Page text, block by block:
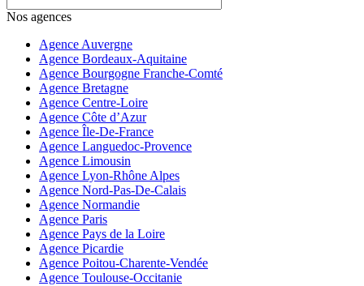
Nos agences
Agence Auvergne
Agence Bordeaux-Aquitaine
Agence Bourgogne Franche-Comté
Agence Bretagne
Agence Centre-Loire
Agence Côte d’Azur
Agence Île-De-France
Agence Languedoc-Provence
Agence Limousin
Agence Lyon-Rhône Alpes
Agence Nord-Pas-De-Calais
Agence Normandie
Agence Paris
Agence Pays de la Loire
Agence Picardie
Agence Poitou-Charente-Vendée
Agence Toulouse-Occitanie